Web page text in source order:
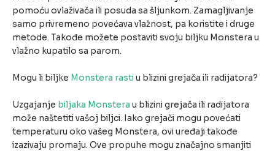
pomoću ovlaživača ili posuda sa šljunkom. Zamagljivanje
samo privremeno povećava vlažnost, pa koristite i druge
metode. Takođe možete postaviti svoju biljku Monstera u
vlažno kupatilo sa parom.
Mogu li biljke Monstera rastiu blizini grejača ili radijatora?
Uzgajanje biljaka Monstera u blizini grejača ili radijatora
može naštetiti vašoj biljci. Iako grejači mogu povećati
temperaturu oko vašeg Monstera, ovi uređaji takođe
izazivaju promaju. Ove propuhe mogu značajno smanjiti